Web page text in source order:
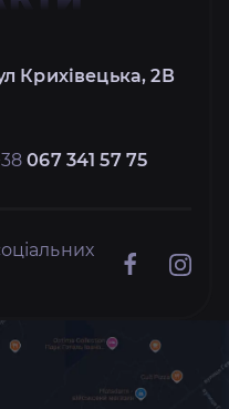
Крихівецька, 2В
067 341 57 75